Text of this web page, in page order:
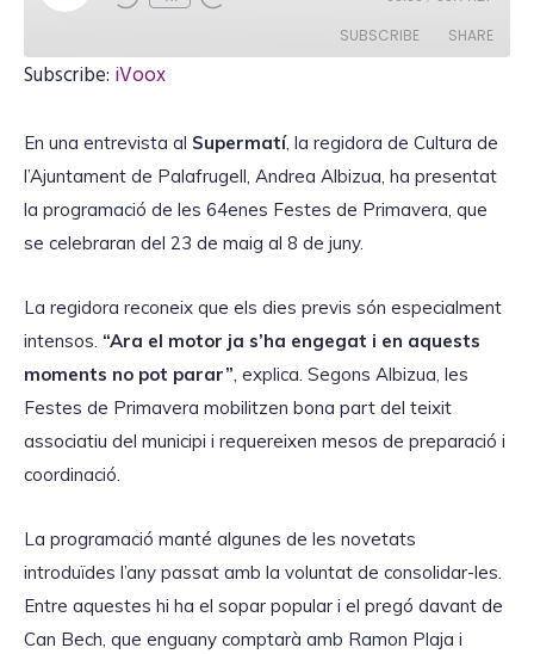
l
E
p
o
d
e
SUBSCRIBE SHARE
RSS FEED
LINK
Subscribe: iVoox
En una entrevista al Supermatí, la regidora de Cultura de
l’Ajuntament de Palafrugell, Andrea Albizua, ha presentat
la programació de les 64enes Festes de Primavera, que
se celebraran del 23 de maig al 8 de juny.
La regidora reconeix que els dies previs són especialment
intensos. “Ara el motor ja s’ha engegat i en aquests
moments no pot parar”, explica. Segons Albizua, les
Festes de Primavera mobilitzen bona part del teixit
associatiu del municipi i requereixen mesos de preparació i
coordinació.
La programació manté algunes de les novetats
introduïdes l’any passat amb la voluntat de consolidar-les.
Entre aquestes hi ha el sopar popular i el pregó davant de
Can Bech, que enguany comptarà amb Ramon Plaja i